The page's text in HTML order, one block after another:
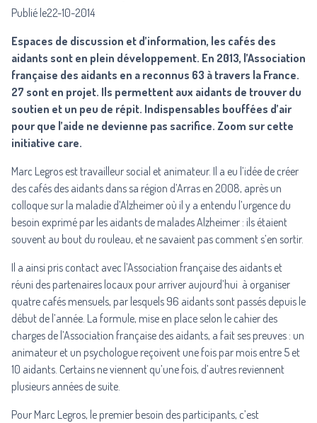
Publié le22-10-2014
Espaces de discussion et d’information, les cafés des
aidants sont en plein développement. En 2013, l’Association
française des aidants en a reconnus 63 à travers la France.
27 sont en projet. Ils permettent aux aidants de trouver du
soutien et un peu de répit. Indispensables bouffées d’air
pour que l’aide ne devienne pas sacrifice. Zoom sur cette
initiative care.
Marc Legros est travailleur social et animateur. Il a eu l’idée de créer
des cafés des aidants dans sa région d’Arras en 2008, après un
colloque sur la maladie d’Alzheimer où il y a entendu l’urgence du
besoin exprimé par les aidants de malades Alzheimer : ils étaient
souvent au bout du rouleau, et ne savaient pas comment s’en sortir.
Il a ainsi pris contact avec l’Association française des aidants et
réuni des partenaires locaux pour arriver aujourd’hui à organiser
quatre cafés mensuels, par lesquels 96 aidants sont passés depuis le
début de l’année. La formule, mise en place selon le cahier des
charges de l’Association française des aidants, a fait ses preuves : un
animateur et un psychologue reçoivent une fois par mois entre 5 et
10 aidants. Certains ne viennent qu’une fois, d’autres reviennent
plusieurs années de suite.
Pour Marc Legros, le premier besoin des participants, c’est